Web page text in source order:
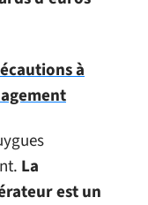
à
La
est un